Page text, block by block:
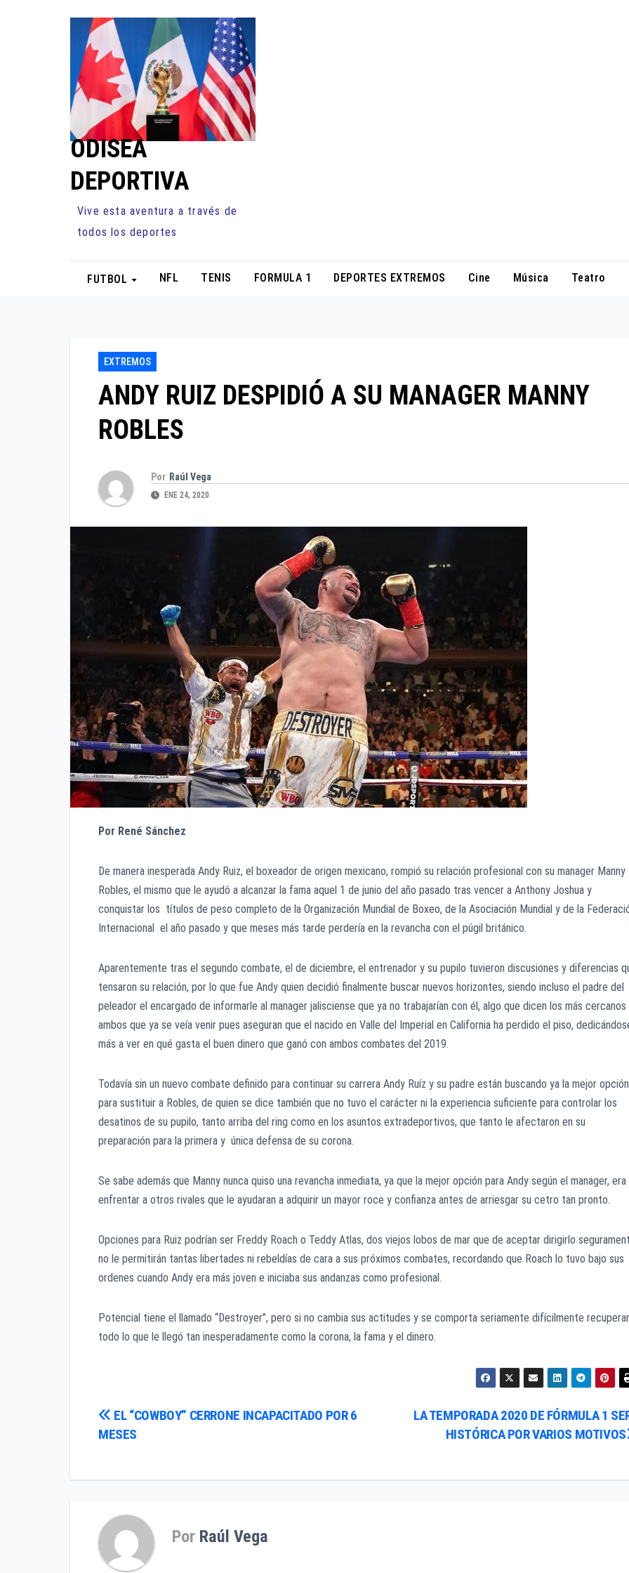
ODISEA
DEPORTIVA
Vive esta aventura a través de
todos los deportes
FUTBOL NFL TENIS FORMULA 1 DEPORTES EXTREMOS Cine Música Teatro
EXTREMOS
ANDY RUIZ DESPIDIÓ A SU MANAGER MANNY
ROBLES
Por Raúl Vega
ENE 24, 2020
Por René Sánchez
De manera inesperada Andy Ruiz, el boxeador de origen mexicano, rompió su relación profesional con su manager Manny
Robles, el mismo que le ayudó a alcanzar la fama aquel 1 de junio del año pasado tras vencer a Anthony Joshua y
conquistar los títulos de peso completo de la Organización Mundial de Boxeo, de la Asociación Mundial y de la
Internacional el año pasado y que meses más tarde perdería en la revancha con el púgil británico.
Aparentemente tras el segundo combate, el de diciembre, el entrenador y su pupilo tuvieron discusiones y diferencias
tensaron su relación, por lo que fue Andy quien decidió finalmente buscar nuevos horizontes, siendo incluso el padre del
peleador el encargado de informarle al manager jalisciense que ya no trabajarían con él, algo que dicen los más cercanos
ambos que ya se veía venir pues aseguran que el nacido en Valle del Imperial en California ha perdido el piso,
más a ver en qué gasta el buen dinero que ganó con ambos combates del 2019.
Todavía sin un nuevo combate definido para continuar su carrera Andy Ruíz y su padre están buscando ya la mejor opción
para sustituir a Robles, de quien se dice también que no tuvo el carácter ni la experiencia suficiente para controlar los
desatinos de su pupilo, tanto arriba del ring como en los asuntos extradeportivos, que tanto le afectaron en su
preparación para la primera y única defensa de su corona.
Se sabe además que Manny nunca quiso una revancha inmediata, ya que la mejor opción para Andy según el manager, era
enfrentar a otros rivales que le ayudaran a adquirir un mayor roce y confianza antes de arriesgar su cetro tan pronto.
Opciones para Ruiz podrían ser Freddy Roach o Teddy Atlas, dos viejos lobos de mar que de aceptar dirigirlo
no le permitirán tantas libertades ni rebeldías de cara a sus próximos combates, recordando que Roach lo tuvo bajo sus
ordenes cuando Andy era más joven e iniciaba sus andanzas como profesional.
Potencial tiene el llamado “Destroyer”, pero si no cambia sus actitudes y se comporta seriamente difícilmente
todo lo que le llegó tan inesperadamente como la corona, la fama y el dinero.
Navegación
entradas
LA TEMPORADA 2020 DE FÓRMULA 1
HISTÓRICA POR VARIOS MOTIVOS
EL “COWBOY” CERRONE INCAPACITADO POR 6
MESES
Por Raúl Vega